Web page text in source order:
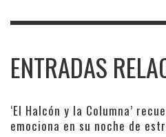
ENTRADAS
‘El Halcón y la Columna’
emociona en su noche de